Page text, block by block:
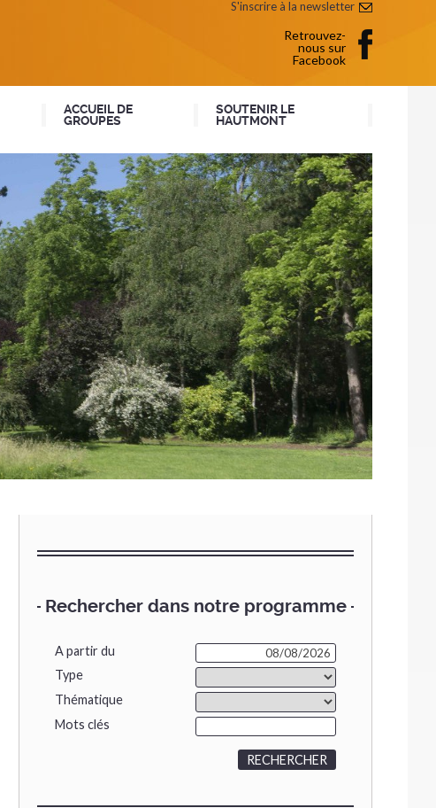
S'inscrire à la newsletter
Retrouvez-
nous sur
Facebook
ACCUEIL DE
GROUPES
SOUTENIR LE
HAUTMONT
Rechercher dans notre programme
A partir du
Type
Thématique
Mots clés